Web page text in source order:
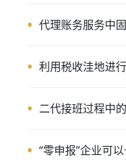
代理账务服务中
利用税收洼地进
二代接班过程中
“零申报”企业可